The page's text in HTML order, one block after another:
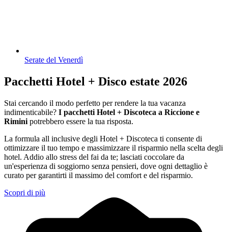
Serate del Venerdì
Pacchetti Hotel + Disco estate 2026
Stai cercando il modo perfetto per rendere la tua vacanza
indimenticabile? I pacchetti Hotel + Discoteca a Riccione e
Rimini potrebbero essere la tua risposta.
La formula all inclusive degli Hotel + Discoteca ti consente di
ottimizzare il tuo tempo e massimizzare il risparmio nella scelta degli
hotel. Addio allo stress del fai da te; lasciati coccolare da
un'esperienza di soggiorno senza pensieri, dove ogni dettaglio è
curato per garantirti il massimo del comfort e del risparmio.
Scopri di più